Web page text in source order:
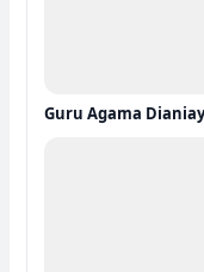
Guru Agama